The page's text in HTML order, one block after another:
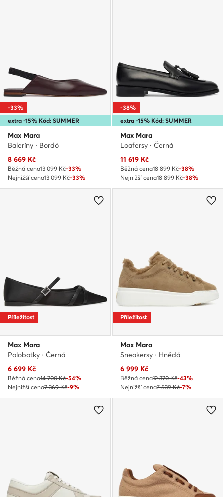
extra -15% Kód: SUMMER
-33%
Max Mara
Baleríny · Bordó
Aktuální cena
8 669 Kč
Běžná cena13 099 Kč-33%
Nejnižší cena13 099 Kč-33%
extra -15% Kód: SUMMER
-38%
Max Mara
Loafersy · Černá
Aktuální cena
11 619 Kč
Běžná cena18 899 Kč-38%
Nejnižší cena18 899 Kč-38%
Příležitost
Max Mara
Polobotky · Černá
Aktuální cena
6 699 Kč
Běžná cena14 700 Kč-54%
Nejnižší cena7 369 Kč-9%
Příležitost
Max Mara
Sneakersy · Hnědá
Aktuální cena
6 999 Kč
Běžná cena12 370 Kč-43%
Nejnižší cena7 539 Kč-7%